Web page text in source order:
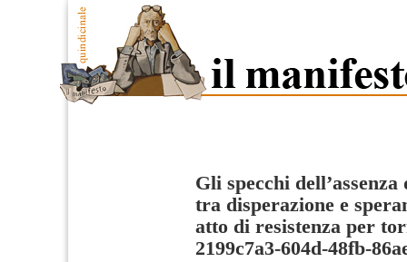
Gli specchi
tra disperazione e
atto di resistenza per
2199c7a3-604d-48fb-